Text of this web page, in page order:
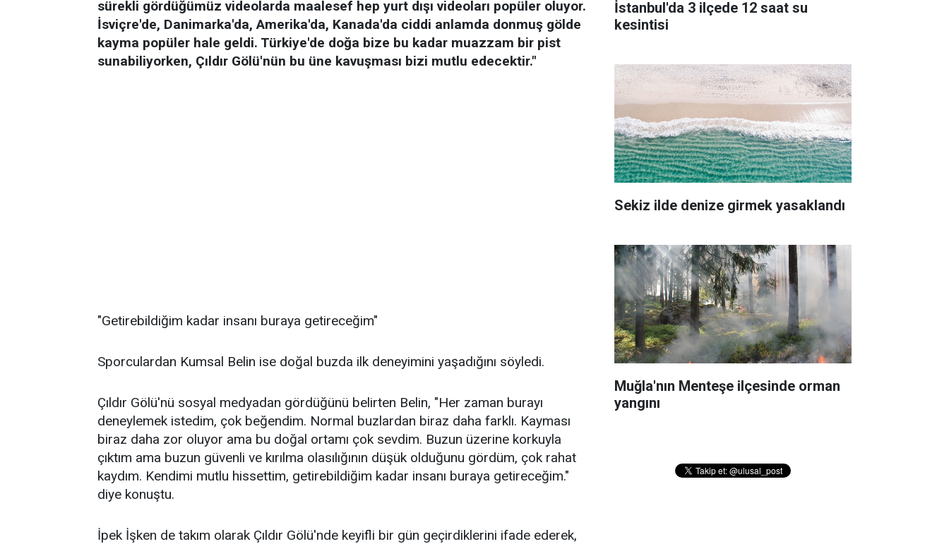
sürekli gördüğümüz videolarda maalesef hep yurt dışı videoları popüler oluyor.
İsviçre'de, Danimarka'da, Amerika'da, Kanada'da ciddi anlamda donmuş gölde
kayma popüler hale geldi. Türkiye'de doğa bize bu kadar muazzam bir pist
sunabiliyorken, Çıldır Gölü'nün bu üne kavuşması bizi mutlu edecektir."
"Getirebildiğim kadar insanı buraya getireceğim"
Sporculardan Kumsal Belin ise doğal buzda ilk deneyimini yaşadığını söyledi.
Çıldır Gölü'nü sosyal medyadan gördüğünü belirten Belin, "Her zaman burayı
deneylemek istedim, çok beğendim. Normal buzlardan biraz daha farklı. Kayması
biraz daha zor oluyor ama bu doğal ortamı çok sevdim. Buzun üzerine korkuyla
çıktım ama buzun güvenli ve kırılma olasılığının düşük olduğunu gördüm, çok rahat
kaydım. Kendimi mutlu hissettim, getirebildiğim kadar insanı buraya getireceğim."
diye konuştu.
İpek İşken de takım olarak Çıldır Gölü'nde keyifli bir gün geçirdiklerini ifade ederek,
İstanbul'da 3 ilçede 12 saat su
kesintisi
Sekiz ilde denize girmek yasaklandı
Muğla'nın Menteşe ilçesinde orman
yangını